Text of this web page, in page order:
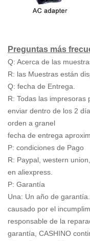
Preguntas más
Q: Acerca de las
R: las Muestras están
Q: fecha de Entrega.
R: Todas las impresoras
enviar dentro de los 2
orden a granel
fecha de entrega
P: condiciones de Pago
R: Paypal, western
en aliexpress.
P: Garantía
Una: Un año de
causado por el
responsable de la
garantía, CASHINO